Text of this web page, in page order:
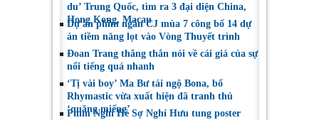
du’ Trung Quốc, tìm ra 3 đại diện China,
Hong Kong, Macau
Dự án phim ngắn CJ mùa 7 công bố 14 dự
án tiềm năng lọt vào Vòng Thuyết trình
Đoan Trang thẳng thắn nói về cái giá của sự
nổi tiếng quá nhanh
‘Tị vài boy’ Ma Bư tái ngộ Bona, bố
Rhymastic vừa xuất hiện đã tranh thủ
‘quăng miếng’
Phim Nghỉ Hè Sợ Nghỉ Hưu tung poster